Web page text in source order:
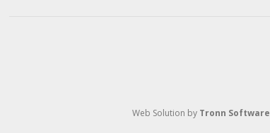
Web Solution by Tronn Software